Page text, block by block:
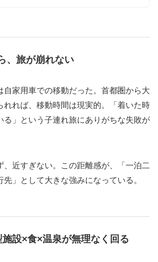
、旅が崩れない
自家用車での移動だった。首都圏から大
れれば、移動時間は現実的。「着いた時
る」という子連れ旅にありがちな失敗が
、近すぎない。この距離感が、「一泊二
先」として大きな強みになっている。
設×食×温泉が無理なく回る